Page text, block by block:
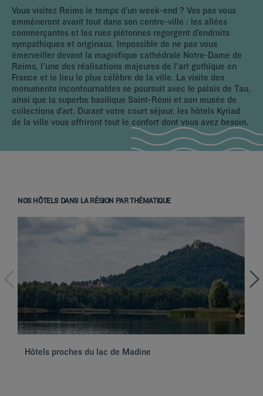
Vous visitez Reims le temps d’un week-end ? Vos pas vous
emmèneront avant tout dans son centre-ville : les allées
commerçantes et les rues piétonnes regorgent d’endroits
sympathiques et originaux. Impossible de ne pas vous
émerveiller devant la magnifique cathédrale Notre-Dame de
Reims, l'une des réalisations majeures de l'art gothique en
France et le lieu le plus célèbre de la ville. La visite des
monuments incontournables se poursuit avec le palais de Tau,
ainsi que la superbe basilique Saint-Rémi et son musée de
collections d’art. Durant votre court séjour, les hôtels Kyriad
de la ville vous offriront tout le confort dont vous avez besoin.
NOS HÔTELS DANS LA RÉGION PAR THÉMATIQUE
Hôtels proches du lac de Madine